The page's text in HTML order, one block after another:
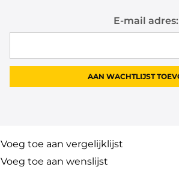
E-mail adres:
Voeg toe aan vergelijklijst
Voeg toe aan wenslijst